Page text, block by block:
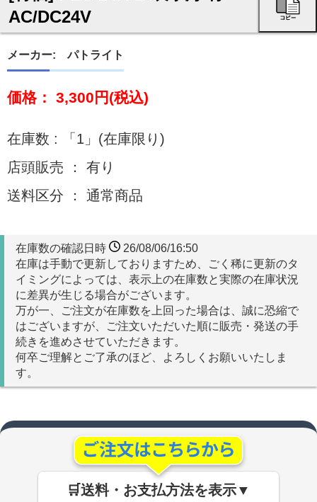
AC/DC24V
メーカー: パトライト
価格： 3,300円(税込)
在庫数 : 「1」(在庫限り)
店頭販売 ： 有り
送料区分 ： 通常商品
在庫数の確認日時
26/08/06/16:50
在庫は手動で更新しておりますため、ごく稀に更新のタ
イミングによっては、表示上の在庫数と実際の在庫状況
に差異が生じる場合がございます。
万が一、ご注文が在庫数を上回った場合は、誠に恐縮で
はございますが、ご注文いただいた順に販売・発送の手
続きを進めさせていただきます。
何卒ご理解とご了承のほど、よろしくお願いいたしま
す。
🛒送料・お支払方法